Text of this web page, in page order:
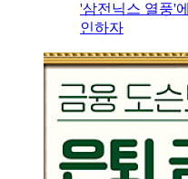
'삼전닉스 열풍'
인하자